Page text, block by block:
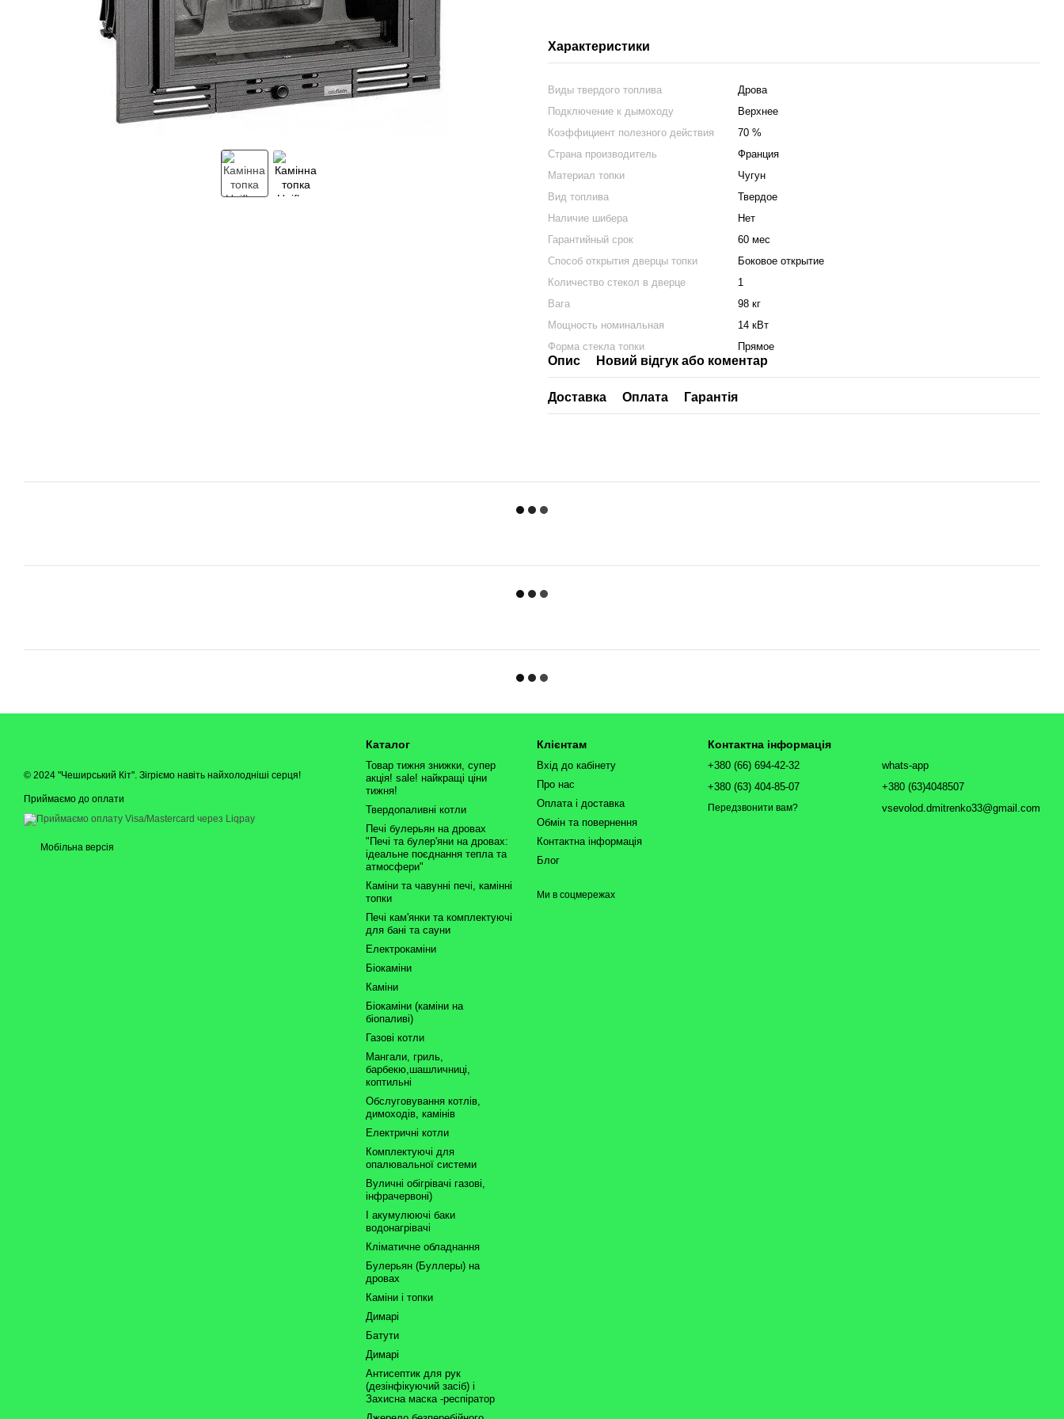
Характеристики
Виды твердого топлива
Дрова
Подключение к дымоходу
Верхнее
Коэффициент полезного действия
70 %
Страна производитель
Франция
Материал топки
Чугун
Вид топлива
Твердое
Наличие шибера
Нет
Гарантийный срок
60 мес
Способ открытия дверцы топки
Боковое открытие
Количество стекол в дверце
1
Вага
98 кг
Мощность номинальная
14 кВт
Форма стекла топки
Прямое
Опис Новий відгук або коментар
Доставка Оплата Гарантія
© 2024 "Чеширський Кіт". Зігріємо навіть найхолодніші серця!
Приймаємо до оплати
Мобільна версія
Каталог
Товар тижня знижки, супер
акція! sale! найкращі ціни
тижня!
Твердопаливні котли
Печі булерьян на дровах
"Печі та булер'яни на дровах:
ідеальне поєднання тепла та
атмосфери"
Каміни та чавунні печі, камінні
топки
Печі кам'янки та комплектуючі
для бані та сауни
Електрокаміни
Біокаміни
Каміни
Біокаміни (каміни на
біопаливі)
Газові котли
Мангали, гриль,
барбекю,шашличниці,
коптильні
Обслуговування котлів,
димоходів, камінів
Електричні котли
Комплектуючі для
опалювальної системи
Вуличні обігрівачі газові,
інфрачервоні)
І акумулюючі баки
водонагрівачі
Кліматичне обладнання
Булерьян (Буллеры) на
дровах
Каміни і топки
Димарі
Батути
Димарі
Антисептик для рук
(дезінфікуючий засіб) і
Захисна маска -респіратор
Клієнтам
Вхід до кабінету
Про нас
Оплата і доставка
Обмін та повернення
Контактна інформація
Блог
Ми в соцмережах
Контактна інформація
+380 (66) 694-42-32
+380 (63) 404-85-07
Передзвонити вам?
whats-app
+380 (63)4048507
vsevolod.dmitrenko33@gmail.com